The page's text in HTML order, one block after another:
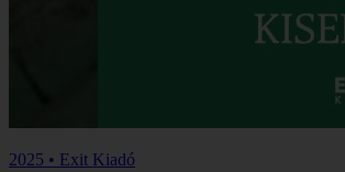
2025 • Exit Kiadó